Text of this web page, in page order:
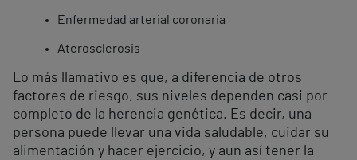
Enfermedad arterial coronaria
Aterosclerosis
Lo más llamativo es que, a diferencia de otros
factores de riesgo, sus niveles dependen casi por
completo de la herencia genética. Es decir, una
persona puede llevar una vida saludable, cuidar su
alimentación y hacer ejercicio, y aun así tener la